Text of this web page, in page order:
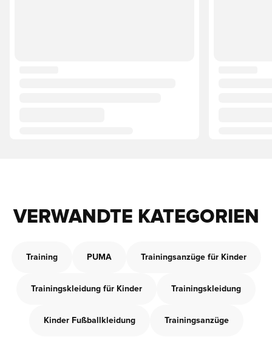
VERWANDTE KATEGORIEN
Training PUMA Trainingsanzüge für Kinder
Trainingskleidung für Kinder Trainingskleidung
Kinder Fußballkleidung Trainingsanzüge